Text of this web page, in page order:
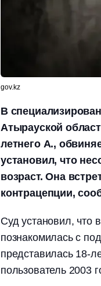
gov.kz
В
Атырауской
летнего А.,
установил, что
возраст. Она
контрацепции,
Суд установил, что
познакомилась с
представилась 18-
пользователь 2003